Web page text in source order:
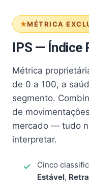
MÉTRICA
IPS — Índice
Métrica
de 0 a 100, a
segmento.
de
mercado — tudo
interpretar.
Cinco
Estável,